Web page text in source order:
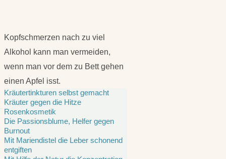
Kopfschmerzen nach zu viel
Alkohol kann man vermeiden,
wenn man vor dem zu Bett gehen
einen Apfel isst.
Kräutertinkturen selbst gemacht
Kräuter gegen die Hitze
Rosenkosmetik
Die Passionsblume, Helfer gegen
Burnout
Mit Mariendistel die Leber schonend
entgiften